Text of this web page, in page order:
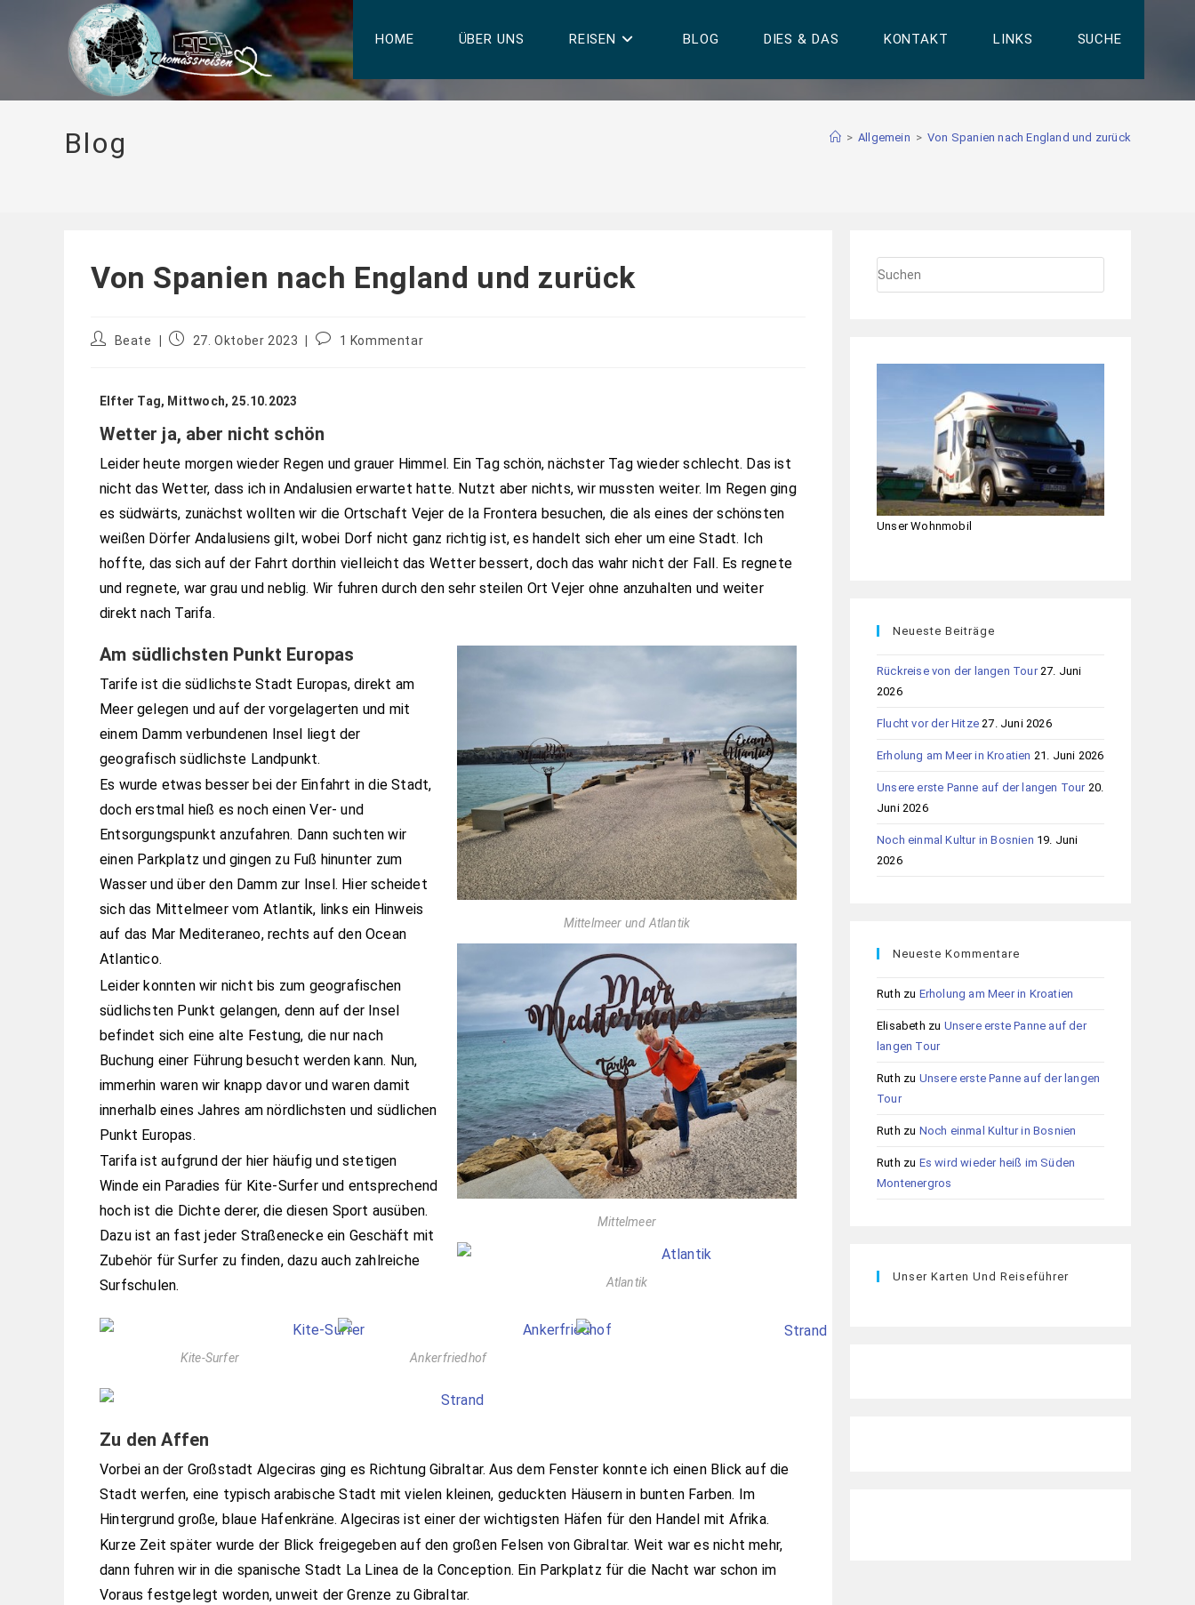
HOME ÜBER UNS REISEN BLOG DIES & DAS KONTAKT LINKS SUCHE
Blog > Allgemein > Von Spanien nach England und zurück
Von Spanien nach England und zurück
Beate 27. Oktober 2023 1 Kommentar
Elfter Tag, Mittwoch, 25.10.2023
Wetter ja, aber nicht schön
Leider heute morgen wieder Regen und grauer Himmel. Ein Tag schön, nächster Tag wieder schlecht. Das ist
nicht das Wetter, dass ich in Andalusien erwartet hatte. Nutzt aber nichts, wir mussten weiter. Im Regen ging
es südwärts, zunächst wollten wir die Ortschaft Vejer de la Frontera besuchen, die als eines der schönsten
weißen Dörfer Andalusiens gilt, wobei Dorf nicht ganz richtig ist, es handelt sich eher um eine Stadt. Ich
hoffte, das sich auf der Fahrt dorthin vielleicht das Wetter bessert, doch das wahr nicht der Fall. Es regnete
und regnete, war grau und neblig. Wir fuhren durch den sehr steilen Ort Vejer ohne anzuhalten und weiter
direkt nach Tarifa.
Am südlichsten Punkt Europas
Tarife ist die südlichste Stadt Europas, direkt am
Meer gelegen und auf der vorgelagerten und mit
einem Damm verbundenen Insel liegt der
geografisch südlichste Landpunkt.
Es wurde etwas besser bei der Einfahrt in die Stadt,
doch erstmal hieß es noch einen Ver- und
Entsorgungspunkt anzufahren. Dann suchten wir
einen Parkplatz und gingen zu Fuß hinunter zum
Wasser und über den Damm zur Insel. Hier scheidet
sich das Mittelmeer vom Atlantik, links ein Hinweis
auf das Mar Mediteraneo, rechts auf den Ocean
Atlantico.
Leider konnten wir nicht bis zum geografischen
südlichsten Punkt gelangen, denn auf der Insel
befindet sich eine alte Festung, die nur nach
Buchung einer Führung besucht werden kann. Nun,
immerhin waren wir knapp davor und waren damit
innerhalb eines Jahres am nördlichsten und südlichen
Punkt Europas.
Tarifa ist aufgrund der hier häufig und stetigen
Winde ein Paradies für Kite-Surfer und entsprechend
hoch ist die Dichte derer, die diesen Sport ausüben.
Dazu ist an fast jeder Straßenecke ein Geschäft mit
Zubehör für Surfer zu finden, dazu auch zahlreiche
Surfschulen.
Mittelmeer und Atlantik
Mittelmeer
Atlantik
Kite-Surfer Ankerfriedhof
Zu den Affen
Vorbei an der Großstadt Algeciras ging es Richtung Gibraltar. Aus dem Fenster konnte ich einen Blick auf die
Stadt werfen, eine typisch arabische Stadt mit vielen kleinen, geduckten Häusern in bunten Farben. Im
Hintergrund große, blaue Hafenkräne. Algeciras ist einer der wichtigsten Häfen für den Handel mit Afrika.
Kurze Zeit später wurde der Blick freigegeben auf den großen Felsen von Gibraltar. Weit war es nicht mehr,
dann fuhren wir in die spanische Stadt La Linea de la Conception. Ein Parkplatz für die Nacht war schon im
Voraus festgelegt worden, unweit der Grenze zu Gibraltar.
Unser Wohnmobil
Neueste Beiträge
Rückreise von der langen Tour 27. Juni
2026
Flucht vor der Hitze 27. Juni 2026
Erholung am Meer in Kroatien 21. Juni 2026
Unsere erste Panne auf der langen Tour 20.
Juni 2026
Noch einmal Kultur in Bosnien 19. Juni
2026
Neueste Kommentare
Ruth zu Erholung am Meer in Kroatien
Elisabeth zu Unsere erste Panne auf der
langen Tour
Ruth zu Unsere erste Panne auf der langen
Tour
Ruth zu Noch einmal Kultur in Bosnien
Ruth zu Es wird wieder heiß im Süden
Montenergros
Unser Karten Und Reiseführer